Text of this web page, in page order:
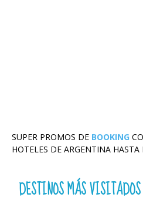
SUPER PROMOS DE BOOKING
HOTELES DE ARGENTINA HASTA
DESTINOS MÁS